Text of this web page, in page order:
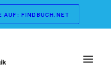
AUF: FINDBUCH.NET